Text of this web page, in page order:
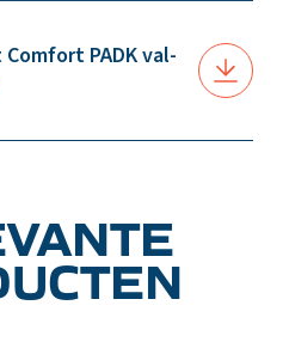
PADK val-